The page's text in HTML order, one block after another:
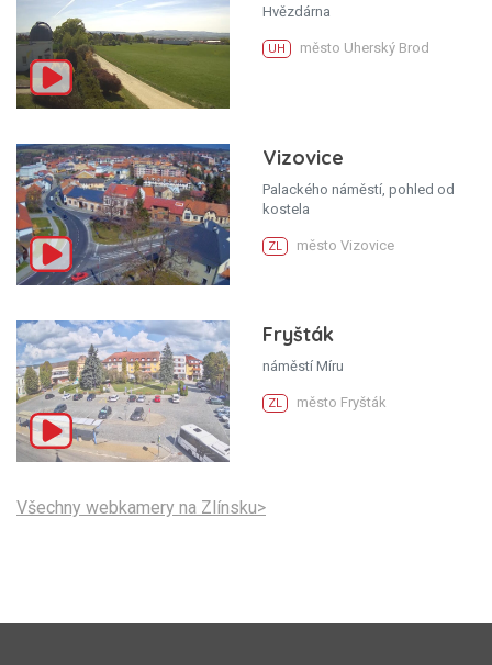
Hvězdárna
UH město Uherský Brod
Vizovice
Palackého náměstí, pohled od
kostela
ZL město Vizovice
Fryšták
náměstí Míru
ZL město Fryšták
Všechny webkamery na Zlínsku>